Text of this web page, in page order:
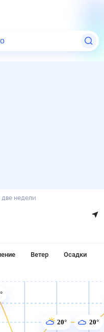
две недели
Ветер Осадки
20° 20°